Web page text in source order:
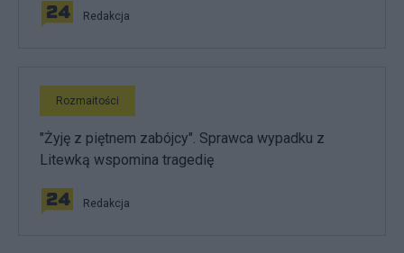
Redakcja
Rozmaitości
"Żyję z piętnem zabójcy". Sprawca wypadku z
Litewką wspomina tragedię
Redakcja